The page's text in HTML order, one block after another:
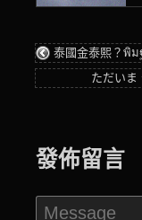
泰國金泰熙？พิม
ただいま
發佈留言